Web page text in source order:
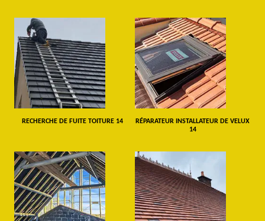
RECHERCHE DE FUITE TOITURE 14
RÉPARATEUR INSTALLATEUR DE VELUX
14